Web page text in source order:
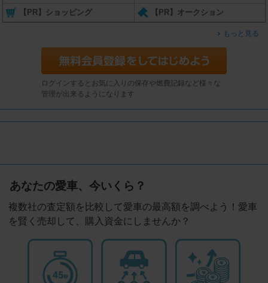
【PR】ショッピング 【PR】オークション
もっと見る
ログインするとお気に入りの保存や燃費記録など様々な
管理が出来るようになります
あなたの愛車、今いくら？
複数社の査定額を比較して愛車の最高額を調べよう！愛車
を賢く売却して、購入資金にしませんか？